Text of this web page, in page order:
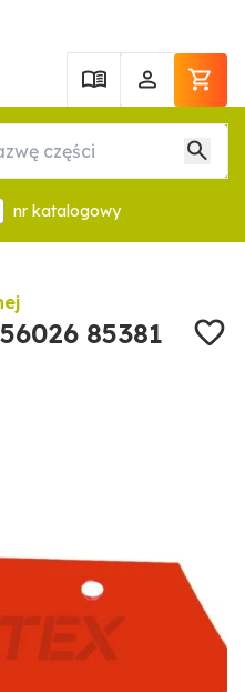
nr katalogowy
85381